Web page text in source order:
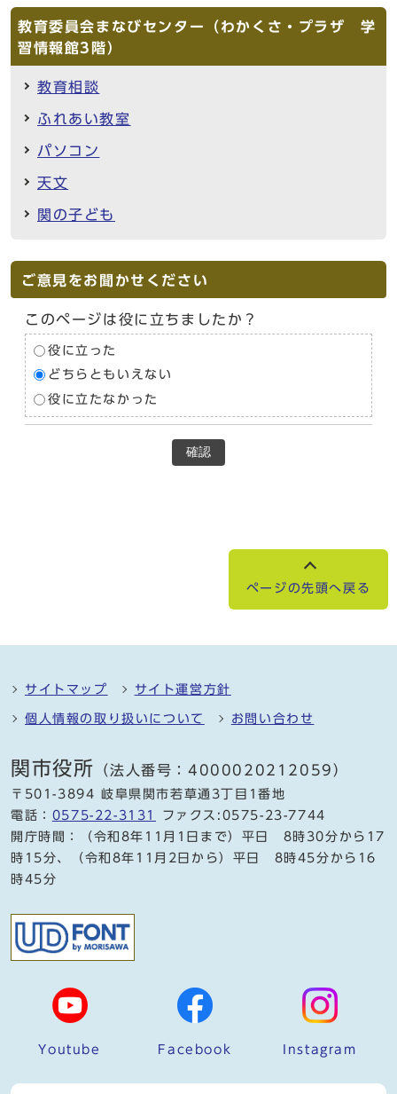
教育委員会まなびセンター（わかくさ・プラザ 学
習情報館3階）
教育相談
ふれあい教室
パソコン
天文
関の子ども
ご意見をお聞かせください
このページは役に立ちましたか？
役に立った
どちらともいえない
役に立たなかった
確認
ページの先頭へ戻る
サイトマップ サイト運営方針
個人情報の取り扱いについて お問い合わせ
関市役所 （法人番号：4000020212059）
〒501-3894 岐阜県関市若草通3丁目1番地
電話： 0575-22-3131
ファクス:0575-23-7744
開庁時間：（令和8年11月1日まで）平日 8時30分から17
時15分、（令和8年11月2日から）平日 8時45分から16
時45分
Youtube Facebook Instagram